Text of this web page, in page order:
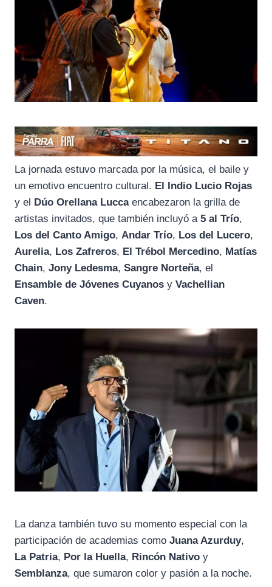
La jornada estuvo marcada por la música, el baile y
un emotivo encuentro cultural. El Indio Lucio Rojas
y el
Dúo Orellana Luccaencabezaron la grilla de
artistas invitados, que también incluyó a 5 al Trío,
Los del Canto Amigo, Andar Trío, Los del Lucero,
Aurelia, Los Zafreros, El Trébol Mercedino, Matías
Chain, Jony Ledesma, Sangre Norteña, el
Ensamble de Jóvenes Cuyanos y Vachellian
Caven.
La danza también tuvo su momento especial con la
participación de academias como Juana Azurduy,
La Patria, Por la Huella, Rincón Nativo y
Semblanza, que sumaron color y pasión a la noche.